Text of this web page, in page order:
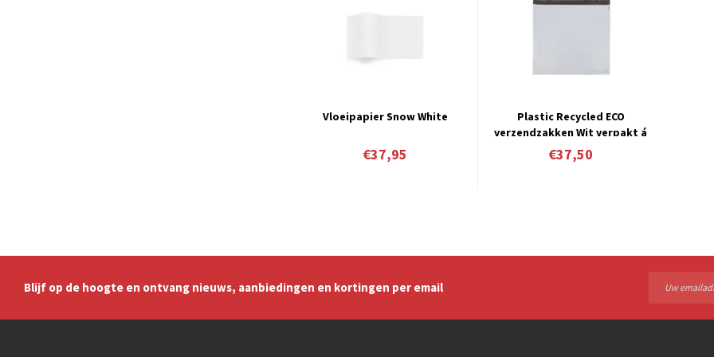
Vloeipapier Snow White
€37,95
Plastic Recycled ECO
verzendzakken Wit verpakt á
250 stuks vanaf € 0,15 per stuk
€37,50
Blijf op de hoogte en ontvang nieuws, aanbiedingen en kortingen per email